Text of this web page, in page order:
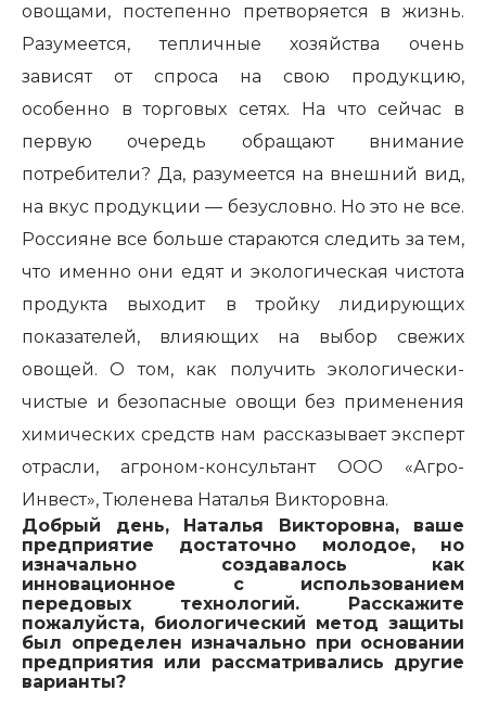
овощами, постепенно претворяется в жизнь.
Разумеется, тепличные хозяйства очень
зависят от спроса на свою продукцию,
особенно в торговых сетях. На что сейчас в
первую очередь обращают внимание
потребители? Да, разумеется на внешний вид,
на вкус продукции — безусловно. Но это не все.
Россияне все больше стараются следить за тем,
что именно они едят и экологическая чистота
продукта выходит в тройку лидирующих
показателей, влияющих на выбор свежих
овощей. О том, как получить экологически-
чистые и безопасные овощи без применения
химических средств нам рассказывает эксперт
отрасли, агроном-консультант ООО «Агро-
Инвест», Тюленева Наталья Викторовна.
Добрый день, Наталья Викторовна, ваше
предприятие достаточно молодое, но
изначально создавалось как
инновационное с использованием
передовых технологий. Расскажите
пожалуйста, биологический метод защиты
был определен изначально при основании
предприятия или рассматривались другие
варианты?